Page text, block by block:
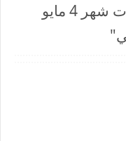
جدول الصرف المتوقع لمرتبات شهر 4 مايو